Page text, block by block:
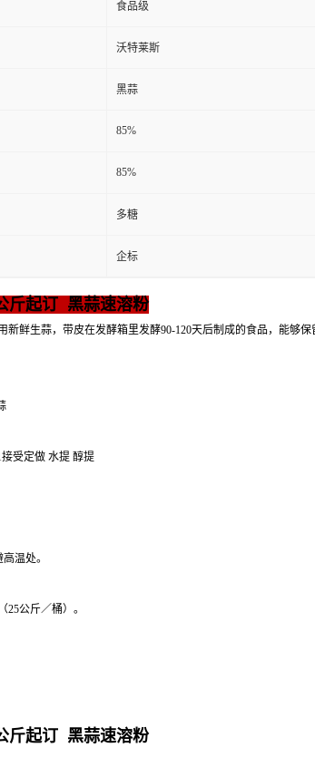
食品级
沃特莱斯
黑蒜
85%
85%
多糖
企标
斤起订 黑蒜速溶粉
新鲜生蒜，带皮在发酵箱里发酵90-120天后制成的食品，能够
接受定做 水提 醇提
温处。
25公斤／桶）。
斤起订 黑蒜速溶粉